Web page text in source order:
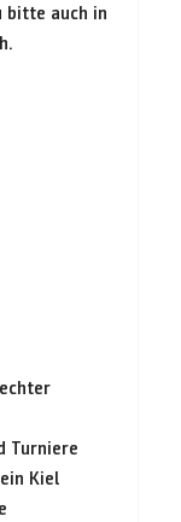
bitte auch in
Turniere
Kiel